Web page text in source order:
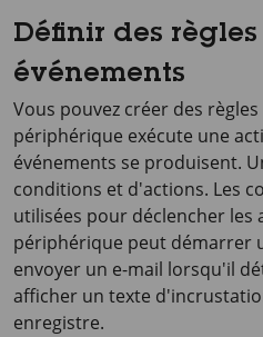
Définir des
événements
Vous pouvez créer des
périphérique exécute une
événements se produisent.
conditions et d'actions. Les
utilisées pour déclencher les
périphérique peut démarrer
envoyer un e-mail lorsqu'il
afficher un texte
enregistre.